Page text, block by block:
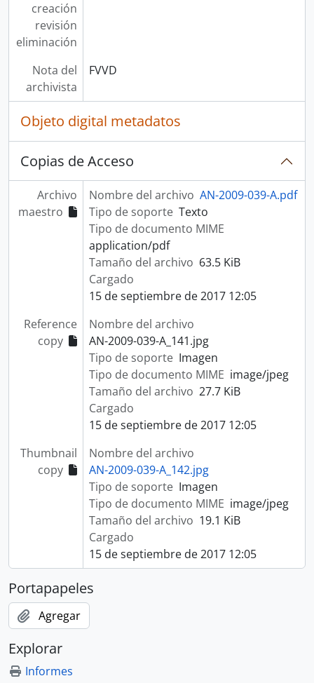
creación
revisión
eliminación
Nota del
archivista
FVVD
Objeto digital metadatos
Copias de Acceso
Archivo
maestro
Nombre del archivo AN-2009-039-A.pdf
Tipo de soporte Texto
Tipo de documento MIME
application/pdf
Tamaño del archivo 63.5 KiB
Cargado
15 de septiembre de 2017 12:05
Reference
copy
Nombre del archivo
AN-2009-039-A_141.jpg
Tipo de soporte Imagen
Tipo de documento MIME image/jpeg
Tamaño del archivo 27.7 KiB
Cargado
15 de septiembre de 2017 12:05
Thumbnail
copy
Nombre del archivo
AN-2009-039-A_142.jpg
Tipo de soporte Imagen
Tipo de documento MIME image/jpeg
Tamaño del archivo 19.1 KiB
Cargado
15 de septiembre de 2017 12:05
Portapapeles
Agregar
Explorar
Informes